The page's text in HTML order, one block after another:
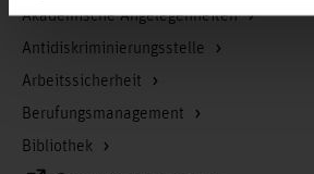
Akademische Angelegenheiten
Antidiskriminierungsstelle
Arbeitssicherheit
Berufungsmanagement
Bibliothek